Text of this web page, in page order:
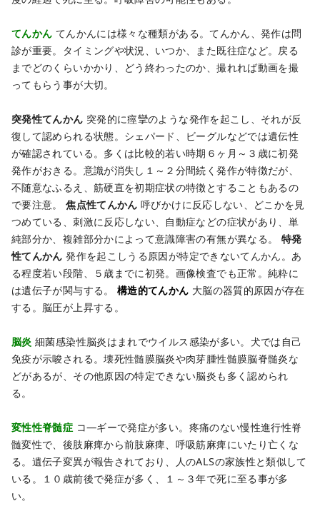
てんかん てんかんには様々な種類がある。てんかん、発作は問
診が重要。タイミングや状況、いつか、また既往症など。戻る
までどのくらいかかり、どう終わったのか、撮れれば動画を撮
ってもらう事が大切。
突発性てんかん 突発的に痙攣のような発作を起こし、それが反
復して認められる状態。シェパード、ビーグルなどでは遺伝性
が確認されている。多くは比較的若い時期６ヶ月～３歳に初発
発作がおきる。意識が消失し１～２分間続く発作が特徴だが、
不随意なふるえ、筋硬直を初期症状の特徴とすることもあるの
で要注意。
焦点性てんかん 呼びかけに反応しない、どこかを見
つめている、刺激に反応しない、自動症などの症状があり、単
純部分か、複雑部分かによって意識障害の有無が異なる。
特発
性てんかん 発作を起こしうる原因が特定できないてんかん。あ
る程度若い段階、５歳までに初発。画像検査でも正常。純粋に
は遺伝子が関与する。
構造的てんかん 大脳の器質的原因が存在
する。脳圧が上昇する。
脳炎 細菌感染性脳炎はまれでウイルス感染が多い。犬では自己
免疫が示唆される。壊死性髄膜脳炎や肉芽腫性髄膜脳脊髄炎な
どがあるが、その他原因の特定できない脳炎も多く認められ
る。
変性性脊髄症 コ―ギーで発症が多い。疼痛のない慢性進行性脊
髄変性で、後肢麻痺から前肢麻痺、呼吸筋麻痺にいたり亡くな
る。遺伝子変異が報告されており、人のALSの家族性と類似して
いる。１０歳前後で発症が多く、１～３年で死に至る事が多
い。